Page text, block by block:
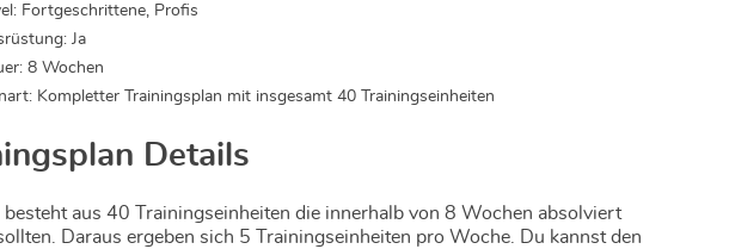
Fortgeschrittene, Profis
Ja
8 Wochen
Kompletter Trainingsplan mit insgesamt 40 Trainingseinheiten
Details
besteht aus 40 Trainingseinheiten die innerhalb von 8 Wochen absolviert
Daraus ergeben sich 5 Trainingseinheiten pro Woche. Du kannst den